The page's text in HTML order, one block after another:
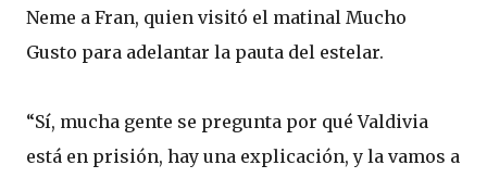
Neme a Fran, quien visitó el matinal Mucho
Gusto para adelantar la pauta del estelar.
“Sí, mucha gente se pregunta por qué Valdivia
está en prisión, hay una explicación, y la vamos a